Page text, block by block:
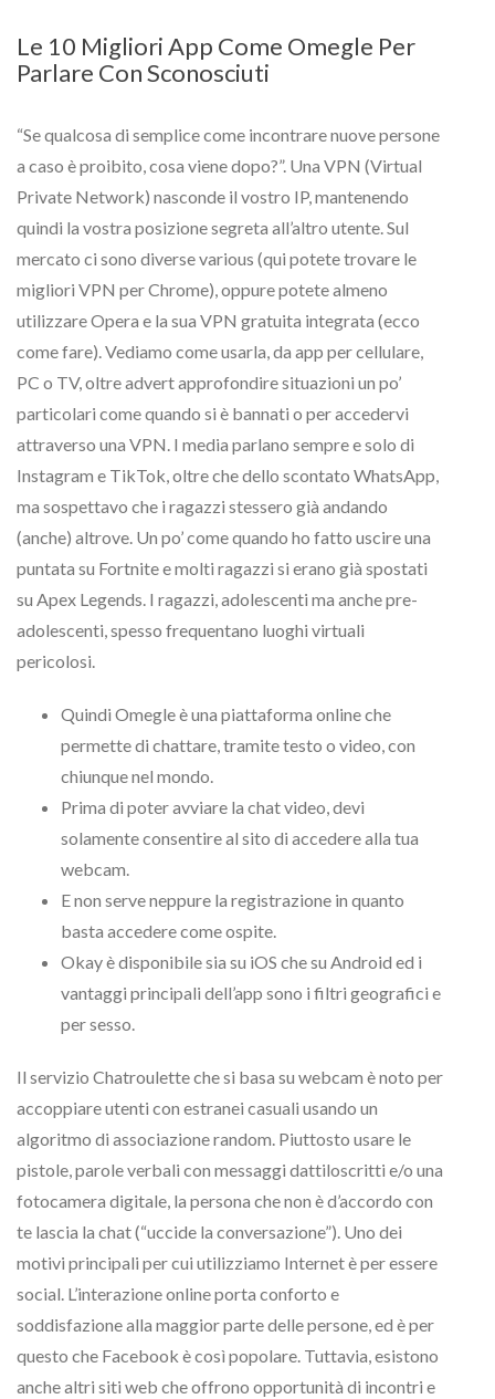
Le 10 Migliori App Come Omegle Per
Parlare Con Sconosciuti
“Se qualcosa di semplice come incontrare nuove persone
a caso è proibito, cosa viene dopo?”. Una VPN (Virtual
Private Network) nasconde il vostro IP, mantenendo
quindi la vostra posizione segreta all’altro utente. Sul
mercato ci sono diverse various (qui potete trovare le
migliori VPN per Chrome), oppure potete almeno
utilizzare Opera e la sua VPN gratuita integrata (ecco
come fare). Vediamo come usarla, da app per cellulare,
PC o TV, oltre advert approfondire situazioni un po’
particolari come quando si è bannati o per accedervi
attraverso una VPN. I media parlano sempre e solo di
Instagram e TikTok, oltre che dello scontato WhatsApp,
ma sospettavo che i ragazzi stessero già andando
(anche) altrove. Un po’ come quando ho fatto uscire una
puntata su Fortnite e molti ragazzi si erano già spostati
su Apex Legends. I ragazzi, adolescenti ma anche pre-
adolescenti, spesso frequentano luoghi virtuali
pericolosi.
Quindi Omegle è una piattaforma online che
permette di chattare, tramite testo o video, con
chiunque nel mondo.
Prima di poter avviare la chat video, devi
solamente consentire al sito di accedere alla tua
webcam.
E non serve neppure la registrazione in quanto
basta accedere come ospite.
Okay è disponibile sia su iOS che su Android ed i
vantaggi principali dell’app sono i filtri geografici e
per sesso.
Il servizio Chatroulette che si basa su webcam è noto per
accoppiare utenti con estranei casuali usando un
algoritmo di associazione random. Piuttosto usare le
pistole, parole verbali con messaggi dattiloscritti e/o una
fotocamera digitale, la persona che non è d’accordo con
te lascia la chat (“uccide la conversazione”). Uno dei
motivi principali per cui utilizziamo Internet è per essere
social. L’interazione online porta conforto e
soddisfazione alla maggior parte delle persone, ed è per
questo che Facebook è così popolare. Tuttavia, esistono
anche altri siti web che offrono opportunità di incontri e